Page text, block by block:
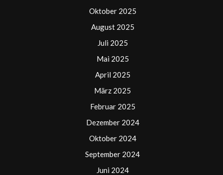
Oktober 2025
August 2025
Juli 2025
Mai 2025
April 2025
März 2025
Februar 2025
Dezember 2024
Oktober 2024
September 2024
Juni 2024